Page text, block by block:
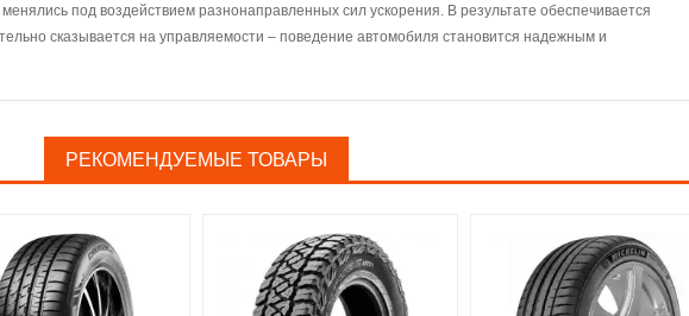
под воздействием разнонаправленных сил ускорения. В результате обеспечивается
сказывается на управляемости – поведение автомобиля становится надежным и
РЕКОМЕНДУЕМЫЕ ТОВАРЫ